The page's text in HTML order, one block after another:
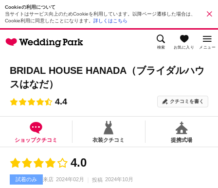
Cookieの利用について
当サイトはサービス向上のためCookieを利用しています。以降ページ遷移した場合は、
Cookie利用に同意したことになります。 詳しくはこちら
検索 お気に入り メニュー
BRIDAL HOUSE HANADA（ブライダルハウ
スはなだ）
4.4 クチコミを書く
ショップクチコミ 衣装クチコミ 提携式場
4.0
試着のみ 来店 2024年02月 投稿 2024年10月